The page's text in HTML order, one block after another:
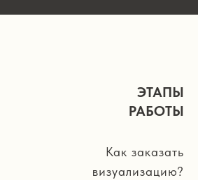
ЭТАПЫ
РАБОТЫ
Как заказать
визуализацию?